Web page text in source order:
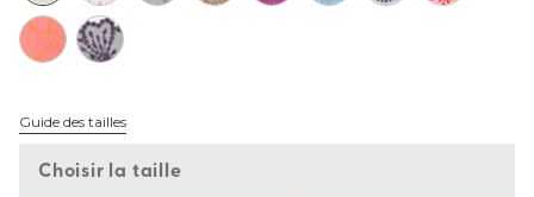
Guide des tailles
Choisir la taille